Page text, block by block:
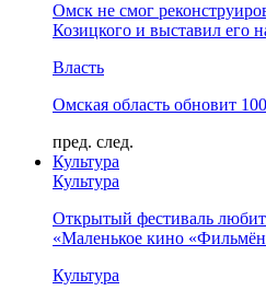
Омск не смог
Козицкого и выставил его
Власть
Омская область обновит
пред. след.
Культура
Культура
Открытый фестиваль
«Маленькое кино
Культура